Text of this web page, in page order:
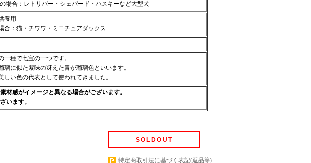
場合：レトリバー・シェパード・ハスキーなど大型犬
養用
合：猫・チワワ・ミニチュアダックス
一種で七宝の一つです。
璃に似た紫味の冴えた青が瑠璃色といいます。
しい色の代表として使われてきました。
感がイメージと異なる場合がございます。
います。
SOLDOUT
特定商取引法に基づく表記(返品等)